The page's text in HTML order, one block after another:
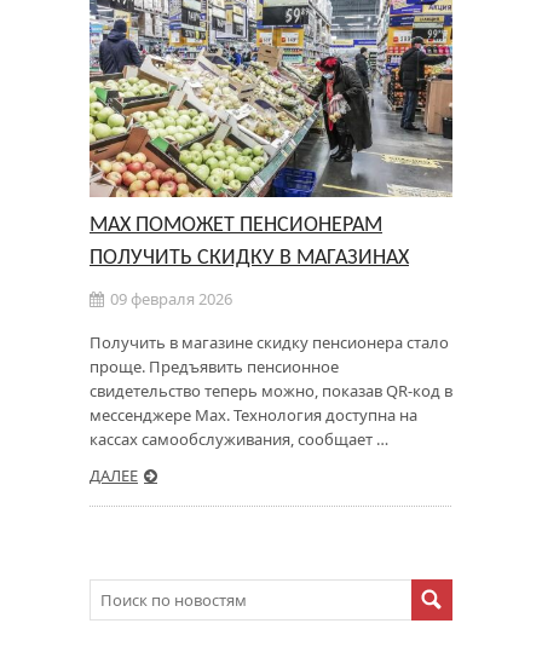
МАХ ПОМОЖЕТ ПЕНСИОНЕРАМ
ПОЛУЧИТЬ СКИДКУ В МАГАЗИНАХ
09 февраля 2026
Получить в магазине скидку пенсионера стало
проще. Предъявить пенсионное
свидетельство теперь можно, показав QR-код в
мессенджере Мах. Технология доступна на
кассах самообслуживания, сообщает …
ДАЛЕЕ